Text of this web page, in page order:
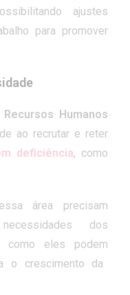
ajustes
para promover
Recursos Humanos
ao recrutar e reter
deficiência, como
área precisam
dos
como eles podem
o crescimento da